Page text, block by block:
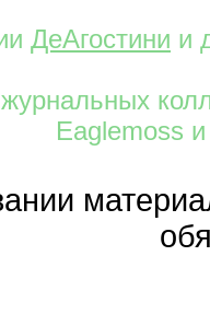
ДеАгостини и
Eaglemoss и